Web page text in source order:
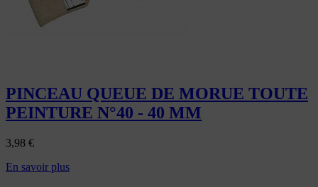
PINCEAU QUEUE DE MORUE TOUTE
PEINTURE N°40 - 40 MM
3,98 €
En savoir plus